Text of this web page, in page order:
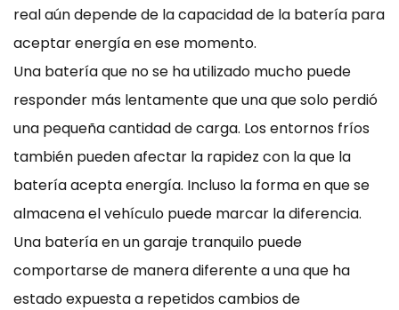
real aún depende de la capacidad de la batería para
aceptar energía en ese momento.
Una batería que no se ha utilizado mucho puede
responder más lentamente que una que solo perdió
una pequeña cantidad de carga. Los entornos fríos
también pueden afectar la rapidez con la que la
batería acepta energía. Incluso la forma en que se
almacena el vehículo puede marcar la diferencia.
Una batería en un garaje tranquilo puede
comportarse de manera diferente a una que ha
estado expuesta a repetidos cambios de